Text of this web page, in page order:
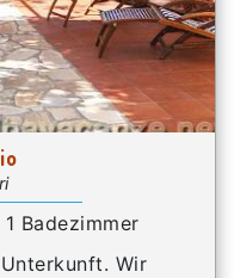
Badezimmer
Wir